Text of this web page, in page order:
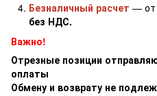
Безналичный расчет — от
без НДС.
Важно!
Отрезные позиции
оплаты
Обмену и возврату не